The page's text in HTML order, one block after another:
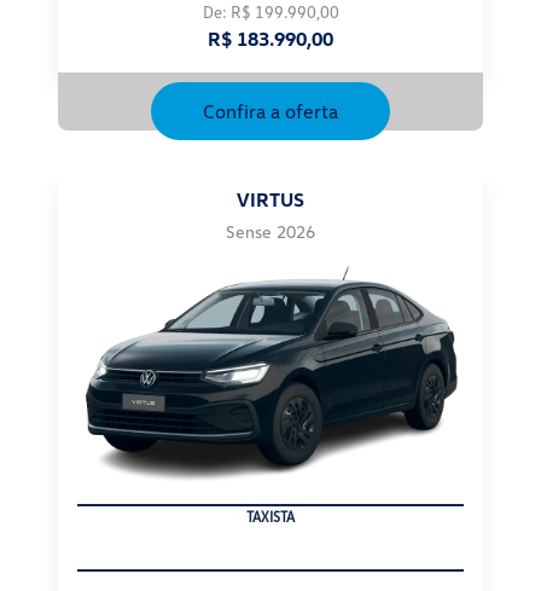
De: R$ 199.990,00
R$ 183.990,00
Confira a oferta
VIRTUS
Sense 2026
TAXISTA